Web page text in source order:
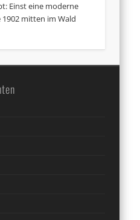
Einst eine moderne
mitten im Wald